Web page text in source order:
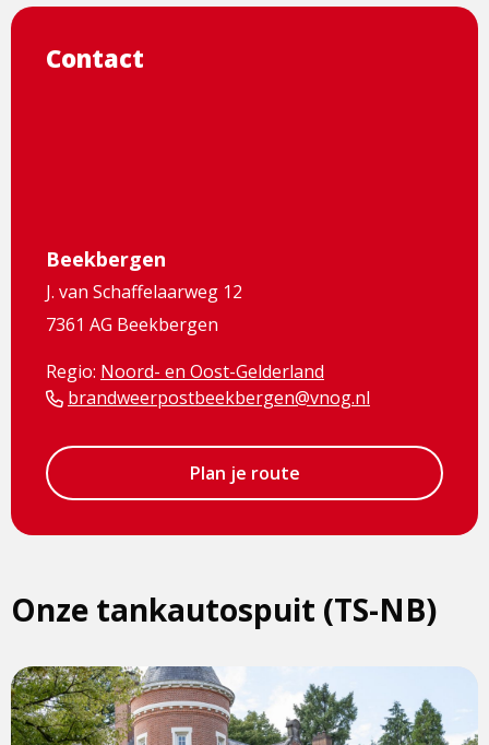
Contact
Beekbergen
J. van Schaffelaarweg 12
7361 AG Beekbergen
Regio: Noord- en Oost-Gelderland
brandweerpostbeekbergen@vnog.nl
Plan je route
Onze tankautospuit (TS-NB)
View
photo